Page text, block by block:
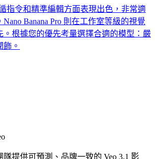
指令和精準編輯方面表現出色，非常適
Banana Pro 則在工作室等級的視覺
。根據您的優先考量選擇合適的模型：嚴
。
提供可預測、品牌一致的 Veo 3.1 影